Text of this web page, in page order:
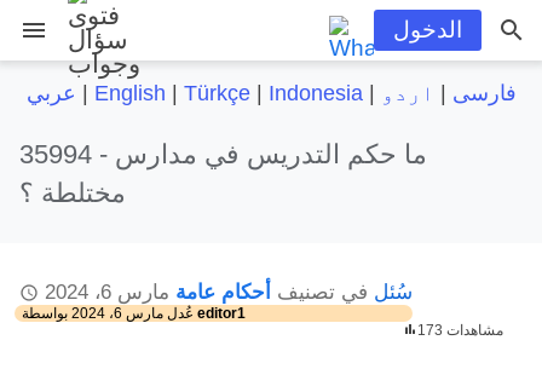
menu الدخول
عربي English Türkçe| Indonesia| فارسی اردو
35994 - ما حكم التدريس في مدارس
مختلطة ؟
سُئل في تصنيف أحكام عامة مارس 6، 2024
عُدل مارس 6، 2024
editor1
173 مشاهدات